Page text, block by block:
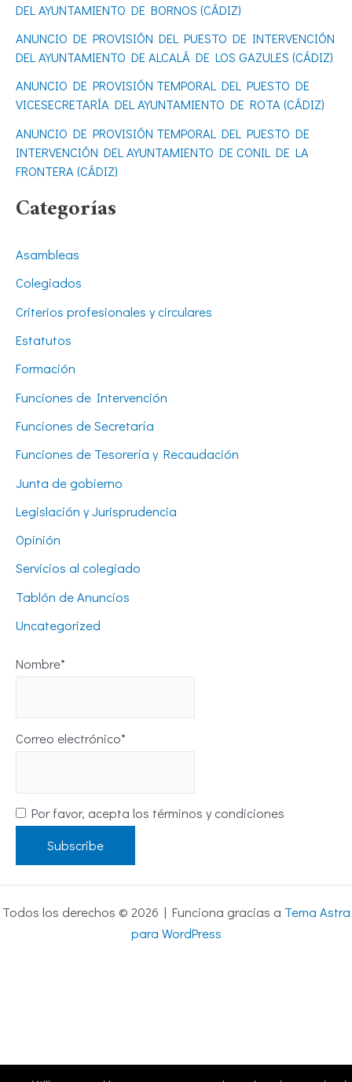
o
r
:
DEL AYUNTAMIENTO DE BORNOS (CÁDIZ)
ANUNCIO DE PROVISIÓN DEL PUESTO DE INTERVENCIÓN
DEL AYUNTAMIENTO DE ALCALÁ DE LOS GAZULES (CÁDIZ)
ANUNCIO DE PROVISIÓN TEMPORAL DEL PUESTO DE
VICESECRETARÍA DEL AYUNTAMIENTO DE ROTA (CÁDIZ)
ANUNCIO DE PROVISIÓN TEMPORAL DEL PUESTO DE
INTERVENCIÓN DEL AYUNTAMIENTO DE CONIL DE LA
FRONTERA (CÁDIZ)
Categorías
Asambleas
Colegiados
Criterios profesionales y circulares
Estatutos
Formación
Funciones de Intervención
Funciones de Secretaría
Funciones de Tesorería y Recaudación
Junta de gobierno
Legislación y Jurisprudencia
Opinión
Servicios al colegiado
Tablón de Anuncios
Uncategorized
Nombre*
Correo electrónico*
Por favor, acepta los términos y condiciones
Todos los derechos © 2026 | Funciona gracias a Tema Astra
para WordPress